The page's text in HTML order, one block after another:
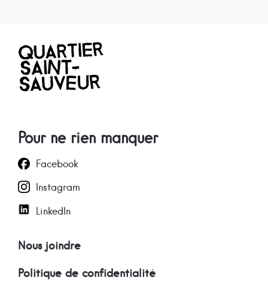
Pour ne rien manquer
Facebook
Instagram
LinkedIn
Nous joindre
Politique de confidentialité